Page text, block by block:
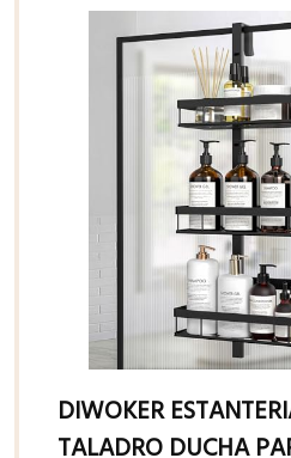
DIWOKER
TALADRO DUCHA